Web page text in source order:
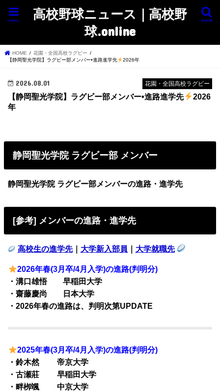
高校野球ニュース｜高校野
球.online
search
menu
HOME
花園・全国高校ラグビー
【静岡聖光学院】ラグビー部メンバー•進路進学先
2026年
花園・全国高校ラグビー
2026.08.01
【静岡聖光学院】ラグビー部メンバー•進路進学先
2026
年
静岡聖光学院 ラグビー部 メンバー
静岡聖光学院 ラグビー部メンバーの進路・進学先
[参考] メンバーの進路・進学先
高校生の進学先｜ 大学新入部員 大学就職先
2026年春(3月卒/4月入学)の進路(判明分)
・溝口雄悟 早稲田大学
・齋藤慶尚 日本大学
・2026年春の進路は、判明次第UPDATE
2025年春(3月卒/4月入学)の進路(判明分)
・鈴木然 帝京大学
・古瀬莊 早稲田大学
・畔栁颯 中京大学